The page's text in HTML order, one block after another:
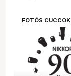
FOTÓS CUCCOK